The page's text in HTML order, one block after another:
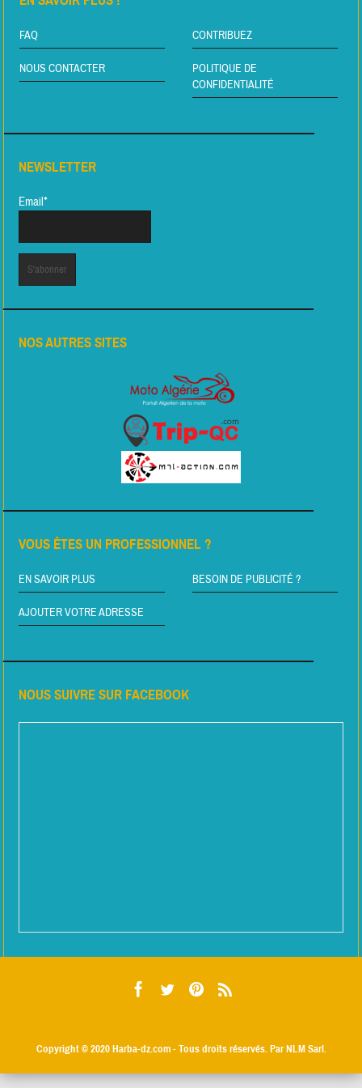
FAQ CONTRIBUEZ
NOUS CONTACTER
POLITIQUE DE
CONFIDENTIALITÉ
NEWSLETTER
Email*
NOS AUTRES SITES
VOUS ÊTES UN PROFESSIONNEL ?
EN SAVOIR PLUS BESOIN DE PUBLICITÉ ?
AJOUTER VOTRE ADRESSE
NOUS SUIVRE SUR FACEBOOK
Copyright © 2020Harba-dz.com- Tous droits réservés. Par NLM Sarl.